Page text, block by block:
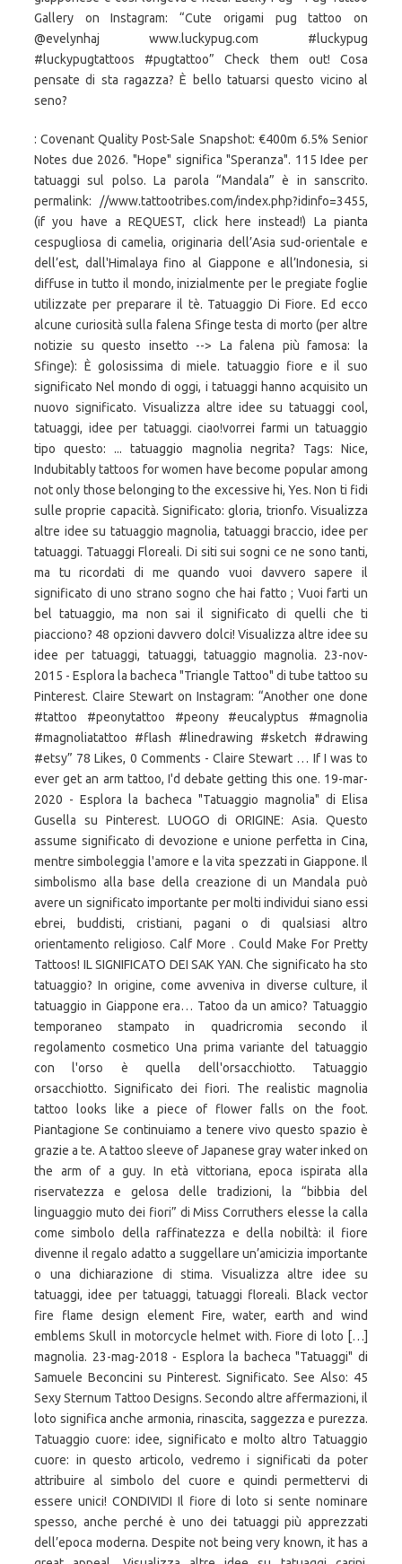
Gallery on Instagram: “Cute origami pug tattoo on
@evelynhaj www.luckypug.com #luckypug
#luckypugtattoos #pugtattoo” Check them out! Cosa
pensate di sta ragazza? È bello tatuarsi questo vicino al
seno?
: Covenant Quality Post-Sale Snapshot: €400m 6.5% Senior
Notes due 2026. "Hope" significa "Speranza". 115 Idee per
tatuaggi sul polso. La parola “Mandala” è in sanscrito.
permalink: //www.tattootribes.com/index.php?idinfo=3455,
(if you have a REQUEST, click here instead!) La pianta
cespugliosa di camelia, originaria dell’Asia sud-orientale e
dell’est, dall'Himalaya fino al Giappone e all’Indonesia, si
diffuse in tutto il mondo, inizialmente per le pregiate foglie
utilizzate per preparare il tè. Tatuaggio Di Fiore. Ed ecco
alcune curiosità sulla falena Sfinge testa di morto (per altre
notizie su questo insetto --> La falena più famosa: la
Sfinge): È golosissima di miele. tatuaggio fiore e il suo
significato Nel mondo di oggi, i tatuaggi hanno acquisito un
nuovo significato. Visualizza altre idee su tatuaggi cool,
tatuaggi, idee per tatuaggi. ciao!vorrei farmi un tatuaggio
tipo questo: ... tatuaggio magnolia negrita? Tags: Nice,
Indubitably tattoos for women have become popular among
not only those belonging to the excessive hi, Yes. Non ti fidi
sulle proprie capacità. Significato: gloria, trionfo. Visualizza
altre idee su tatuaggio magnolia, tatuaggi braccio, idee per
tatuaggi. Tatuaggi Floreali. Di siti sui sogni ce ne sono tanti,
ma tu ricordati di me quando vuoi davvero sapere il
significato di uno strano sogno che hai fatto ; Vuoi farti un
bel tatuaggio, ma non sai il significato di quelli che ti
piacciono? 48 opzioni davvero dolci! Visualizza altre idee su
idee per tatuaggi, tatuaggi, tatuaggio magnolia. 23-nov-
2015 - Esplora la bacheca "Triangle Tattoo" di tube tattoo su
Pinterest. Claire Stewart on Instagram: “Another one done
#tattoo #peonytattoo #peony #eucalyptus #magnolia
#magnoliatattoo #flash #linedrawing #sketch #drawing
#etsy” 78 Likes, 0 Comments - Claire Stewart … If I was to
ever get an arm tattoo, I'd debate getting this one. 19-mar-
2020 - Esplora la bacheca "Tatuaggio magnolia" di Elisa
Gusella su Pinterest. LUOGO di ORIGINE: Asia. Questo
assume significato di devozione e unione perfetta in Cina,
mentre simboleggia l'amore e la vita spezzati in Giappone. Il
simbolismo alla base della creazione di un Mandala può
avere un significato importante per molti individui siano essi
ebrei, buddisti, cristiani, pagani o di qualsiasi altro
orientamento religioso. Calf More . Could Make For Pretty
Tattoos! IL SIGNIFICATO DEI SAK YAN. Che significato ha sto
tatuaggio? In origine, come avveniva in diverse culture, il
tatuaggio in Giappone era… Tatoo da un amico? Tatuaggio
temporaneo stampato in quadricromia secondo il
regolamento cosmetico Una prima variante del tatuaggio
con l'orso è quella dell'orsacchiotto. Tatuaggio
orsacchiotto. Significato dei fiori. The realistic magnolia
tattoo looks like a piece of flower falls on the foot.
Piantagione Se continuiamo a tenere vivo questo spazio è
grazie a te. A tattoo sleeve of Japanese gray water inked on
the arm of a guy. In età vittoriana, epoca ispirata alla
riservatezza e gelosa delle tradizioni, la “bibbia del
linguaggio muto dei fiori” di Miss Corruthers elesse la calla
come simbolo della raffinatezza e della nobiltà: il fiore
divenne il regalo adatto a suggellare un’amicizia importante
o una dichiarazione di stima. Visualizza altre idee su
tatuaggi, idee per tatuaggi, tatuaggi floreali. Black vector
fire flame design element Fire, water, earth and wind
emblems Skull in motorcycle helmet with. Fiore di loto […]
magnolia. 23-mag-2018 - Esplora la bacheca "Tatuaggi" di
Samuele Beconcini su Pinterest. Significato. See Also: 45
Sexy Sternum Tattoo Designs. Secondo altre affermazioni, il
loto significa anche armonia, rinascita, saggezza e purezza.
Tatuaggio cuore: idee, significato e molto altro Tatuaggio
cuore: in questo articolo, vedremo i significati da poter
attribuire al simbolo del cuore e quindi permettervi di
essere unici! CONDIVIDI Il fiore di loto si sente nominare
spesso, anche perché è uno dei tatuaggi più apprezzati
dell’epoca moderna. Despite not being very known, it has a